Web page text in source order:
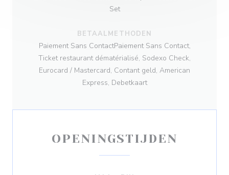
Set
BETAALMETHODEN
Paiement Sans ContactPaiement Sans Contact,
Ticket restaurant dématérialisé, Sodexo Check,
Eurocard / Mastercard, Contant geld, American
Express, Debetkaart
OPENINGSTIJDEN